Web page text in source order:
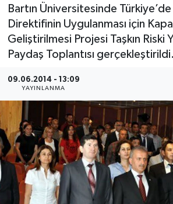
Bartın Üniversitesinde Türkiye’de
Direktifinin Uygulanması için
Geliştirilmesi Projesi Taşkın Riski
Paydaş Toplantısı gerçekleştirildi.
09.06.2014 - 13:09
YAYINLANMA
Medya
Sağlık
Sinema
Sivil Toplum
Siyaset
Spor
Tarım